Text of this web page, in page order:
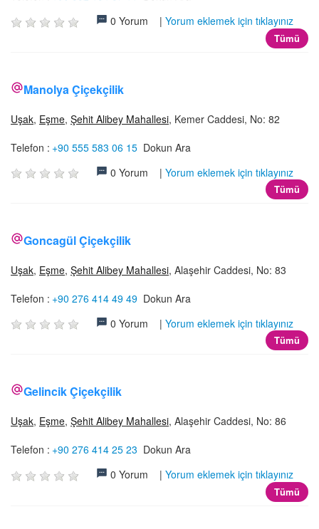
0 Yorum | Yorum eklemek için tıklayınız
Tümü
Manolya Çiçekçilik
Uşak, Eşme, Şehit Alibey Mahallesi, Kemer Caddesi, No: 82
Telefon : +90 555 583 06 15 Dokun Ara
0 Yorum | Yorum eklemek için tıklayınız
Tümü
Goncagül Çiçekçilik
Uşak, Eşme, Şehit Alibey Mahallesi, Alaşehir Caddesi, No: 83
Telefon : +90 276 414 49 49 Dokun Ara
0 Yorum | Yorum eklemek için tıklayınız
Tümü
Gelincik Çiçekçilik
Uşak, Eşme, Şehit Alibey Mahallesi, Alaşehir Caddesi, No: 86
Telefon : +90 276 414 25 23 Dokun Ara
0 Yorum | Yorum eklemek için tıklayınız
Tümü